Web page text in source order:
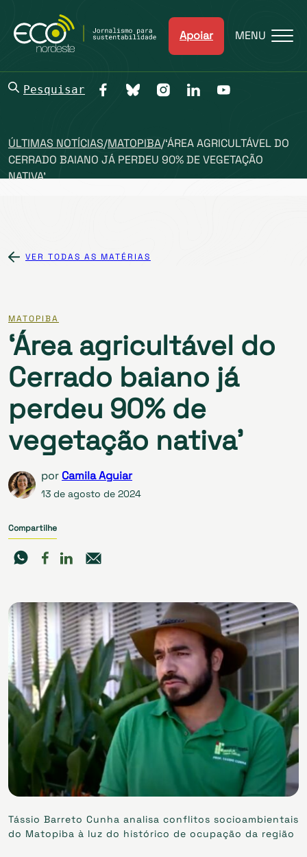
Apoiar MENU
Pesquisar
ÚLTIMAS NOTÍCIAS/MATOPIBA/‘ÁREA AGRICULTÁVEL DO
CERRADO BAIANO JÁ PERDEU 90% DE VEGETAÇÃO
NATIVA’
VER TODAS AS MATÉRIAS
MATOPIBA
‘Área agricultável do
Cerrado baiano já
perdeu 90% de
vegetação nativa’
por Camila Aguiar
13 de agosto de 2024
Compartilhe
Tássio Barreto Cunha analisa conflitos socioambientais
do Matopiba à luz do histórico de ocupação da região